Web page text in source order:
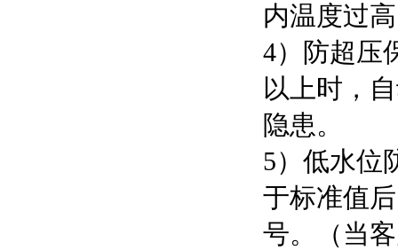
内温度过
4）防超压
以上时，
隐患。
5）低水位
于标准值
号。（当